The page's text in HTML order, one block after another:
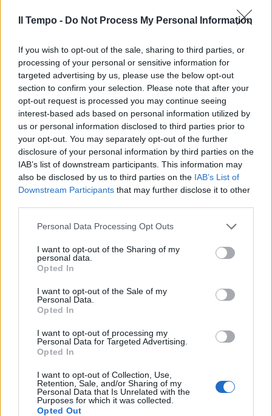
Il Tempo - Do Not Process My Personal Information
If you wish to opt-out of the sale, sharing to third parties, or
processing of your personal or sensitive information for
targeted advertising by us, please use the below opt-out
section to confirm your selection. Please note that after your
opt-out request is processed you may continue seeing
interest-based ads based on personal information utilized by
us or personal information disclosed to third parties prior to
your opt-out. You may separately opt-out of the further
disclosure of your personal information by third parties on the
IAB’s list of downstream participants. This information may
also be disclosed by us to third parties on the IAB’s List of
Downstream Participants that may further disclose it to other
Personal Data Processing Opt Outs
I want to opt-out of the Sharing of my
personal data.
Opted In
I want to opt-out of the Sale of my
Personal Data.
Opted In
I want to opt-out of processing my
Personal Data for Targeted Advertising.
Opted In
I want to opt-out of Collection, Use,
Retention, Sale, and/or Sharing of my
Personal Data that Is Unrelated with the
Purposes for which it was collected.
Opted Out
Meta blocca account WhatsApp
chi puntavano
24/08/2024
DISSERVIZI SOCIAL
WhatsApp down, l'app va in tilt.
Valanga di segnalazioni
03/04/2024
A SCAMPIA
Dalla lite sul gruppo Whatsapp
l'incredibile storia
21/03/2024
Il canale WhatsApp piace i
politici: la classifica degli iscritti
30/10/2023
Il Tempo è su WhatsApp: il nuovo
canale per restare sempre
aggiornati | Iscriviti